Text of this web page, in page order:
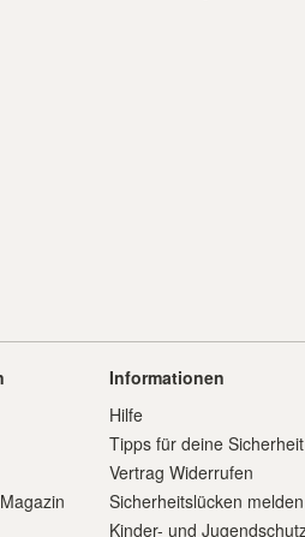
Informationen
Hilfe
Tipps für deine Sicherheit
Vertrag Widerrufen
Sicherheitslücken melden
Kinder- und